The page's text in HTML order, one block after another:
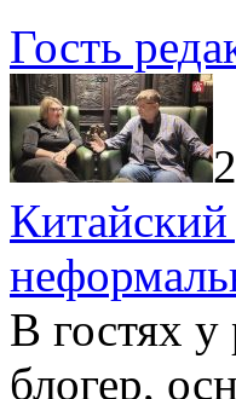
Гость
В гостях
блогер,